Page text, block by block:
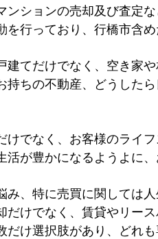
ンションの売却及び査定
を行っており、行橋市含
建てだけでなく、空き家
持ちの不動産、どうした
けでなく、お客様のライ
活が豊かになるようよに
み、特に売買に関しては
けでなく、賃貸やリース
だけ選択肢があり、どれ